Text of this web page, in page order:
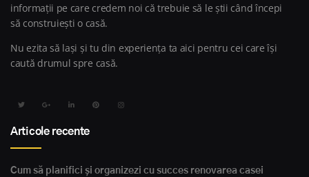
informații pe care credem noi că trebuie să le știi când începi
să construiești o casă.
Nu ezita să lași și tu din experiența ta aici pentru cei care își
caută drumul spre casă.
Articole recente
Cum să planifici și organizezi cu succes renovarea casei